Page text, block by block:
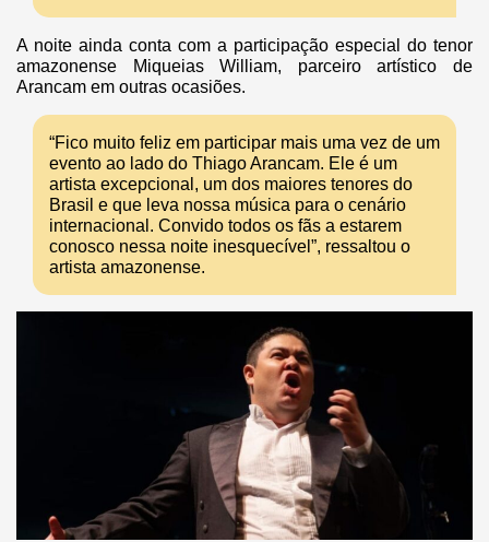
A noite ainda conta com a participação especial do tenor
amazonense Miqueias William, parceiro artístico de
Arancam em outras ocasiões.
“Fico muito feliz em participar mais uma vez de um
evento ao lado do Thiago Arancam. Ele é um
artista excepcional, um dos maiores tenores do
Brasil e que leva nossa música para o cenário
internacional. Convido todos os fãs a estarem
conosco nessa noite inesquecível”, ressaltou o
artista amazonense.